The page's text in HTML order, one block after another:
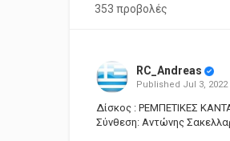
353 προβολές
RC_Andreas
Published Jul 3, 2022
Δίσκος : ΡΕΜΠΕΤΙΚΕΣ
Σύνθεση: Αντώνης